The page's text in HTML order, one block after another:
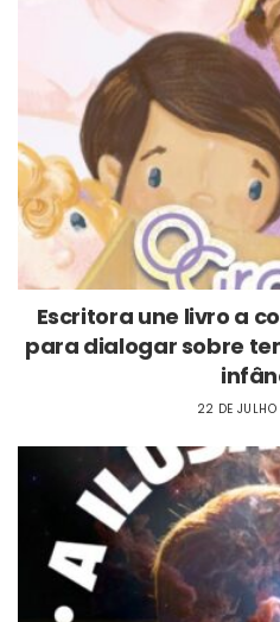
Escritora une livro a
para dialogar sobre
22 DE